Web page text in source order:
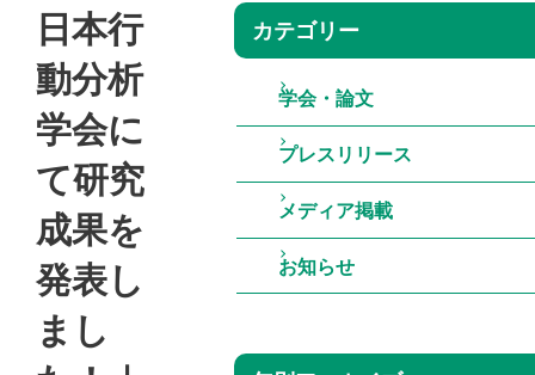
日本行
動分析
学会に
て研究
成果を
発表し
まし
カテゴリー
学会・論文
プレスリリース
メディア掲載
お知らせ